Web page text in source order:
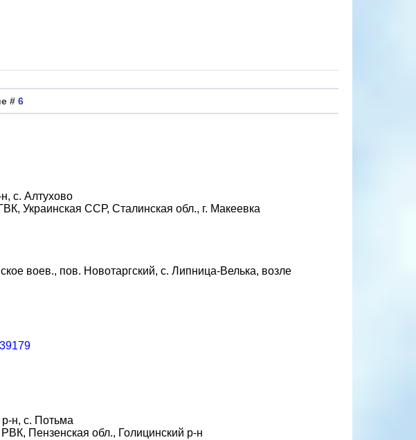
# 6
с. Алтухово
Украинская ССР, Сталинская обл., г. Макеевка
воев., пов. Новотаргский, с. Липница-Велька, возле
н, с. Потьма
Пензенская обл., Голицинский р-н